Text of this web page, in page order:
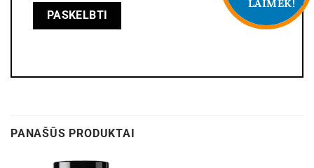
PANAŠŪS PRODUKTAI
LAIMĖK!